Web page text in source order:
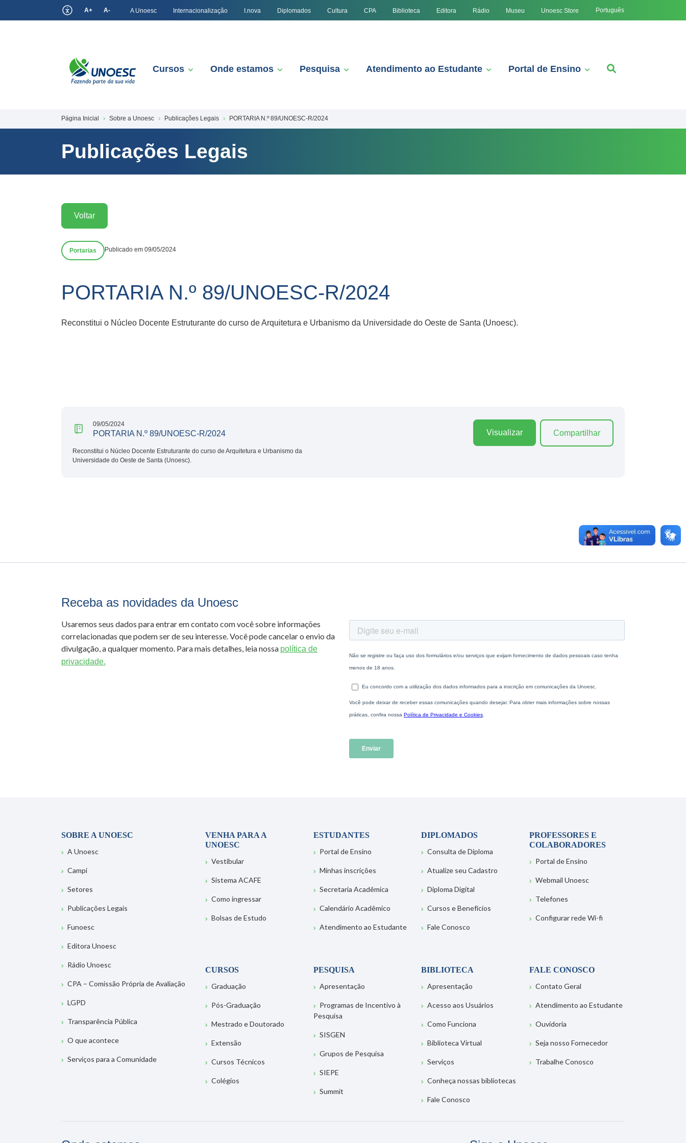
A+ A- A Unoesc Internacionalização I.nova Diplomados Cultura CPA Biblioteca Editora Rádio Museu Unoesc Store Português
Cursos Onde estamos Pesquisa Atendimento ao Estudante Portal de Ensino
Página Inicial Sobre a Unoesc Publicações Legais PORTARIA N.º 89/UNOESC-R/2024
Publicações Legais
Voltar
Portarias Publicado em 09/05/2024
PORTARIA N.º 89/UNOESC-R/2024
Reconstitui o Núcleo Docente Estruturante do curso de Arquitetura e Urbanismo da Universidade do Oeste de Santa (Unoesc).
09/05/2024
PORTARIA N.º 89/UNOESC-R/2024
Reconstitui o Núcleo Docente Estruturante do curso de Arquitetura e Urbanismo da
Universidade do Oeste de Santa (Unoesc).
Visualizar Compartilhar
Receba as novidades da Unoesc
Usaremos seus dados para entrar em contato com você sobre informações
correlacionadas que podem ser de seu interesse. Você pode cancelar o envio da
divulgação, a qualquer momento. Para mais detalhes, leia nossa política de
privacidade.
SOBRE A UNOESC
A Unoesc
Campi
Setores
Publicações Legais
Funoesc
Editora Unoesc
Rádio Unoesc
CPA – Comissão Própria de Avaliação
LGPD
Transparência Pública
O que acontece
Serviços para a Comunidade
VENHA PARA A
UNOESC
Vestibular
Sistema ACAFE
Como ingressar
Bolsas de Estudo
ESTUDANTES
Portal de Ensino
Minhas inscrições
Secretaria Acadêmica
Calendário Acadêmico
Atendimento ao Estudante
DIPLOMADOS
Consulta de Diploma
Atualize seu Cadastro
Diploma Digital
Cursos e Benefícios
Fale Conosco
PROFESSORES E
COLABORADORES
Portal de Ensino
Webmail Unoesc
Telefones
Configurar rede Wi-fi
CURSOS
Graduação
Pós-Graduação
Mestrado e Doutorado
Extensão
Cursos Técnicos
Colégios
PESQUISA
Apresentação
Programas de Incentivo à
Pesquisa
SISGEN
Grupos de Pesquisa
SIEPE
Summit
BIBLIOTECA
Apresentação
Acesso aos Usuários
Como Funciona
Biblioteca Virtual
Serviços
Conheça nossas bibliotecas
Fale Conosco
FALE CONOSCO
Contato Geral
Atendimento ao Estudante
Ouvidoria
Seja nosso Fornecedor
Trabalhe Conosco